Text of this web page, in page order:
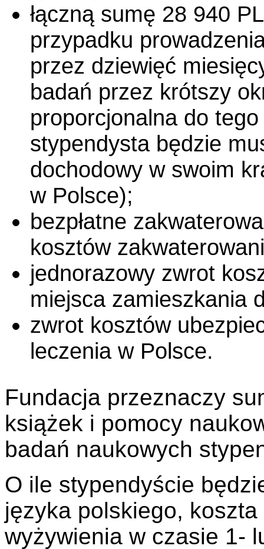
łączną sumę 28 940
przypadku
przez dziewięć
badań przez krótszy
proporcjonalna do
stypendysta będzie
dochodowy w swoim
w Polsce);
bezpłatne
kosztów
jednorazowy zwrot
miejsca zamieszkania
zwrot kosztów
leczenia w Polsce.
Fundacja przeznaczy
książek i pomocy
badań naukowych
O ile stypendyście
języka polskiego,
wyżywienia w czasie 1-